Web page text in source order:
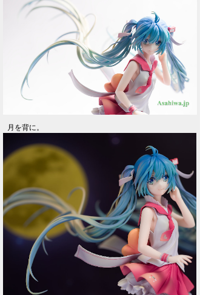
月を背に。